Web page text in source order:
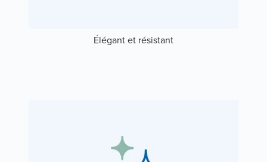
Élégant et résistant